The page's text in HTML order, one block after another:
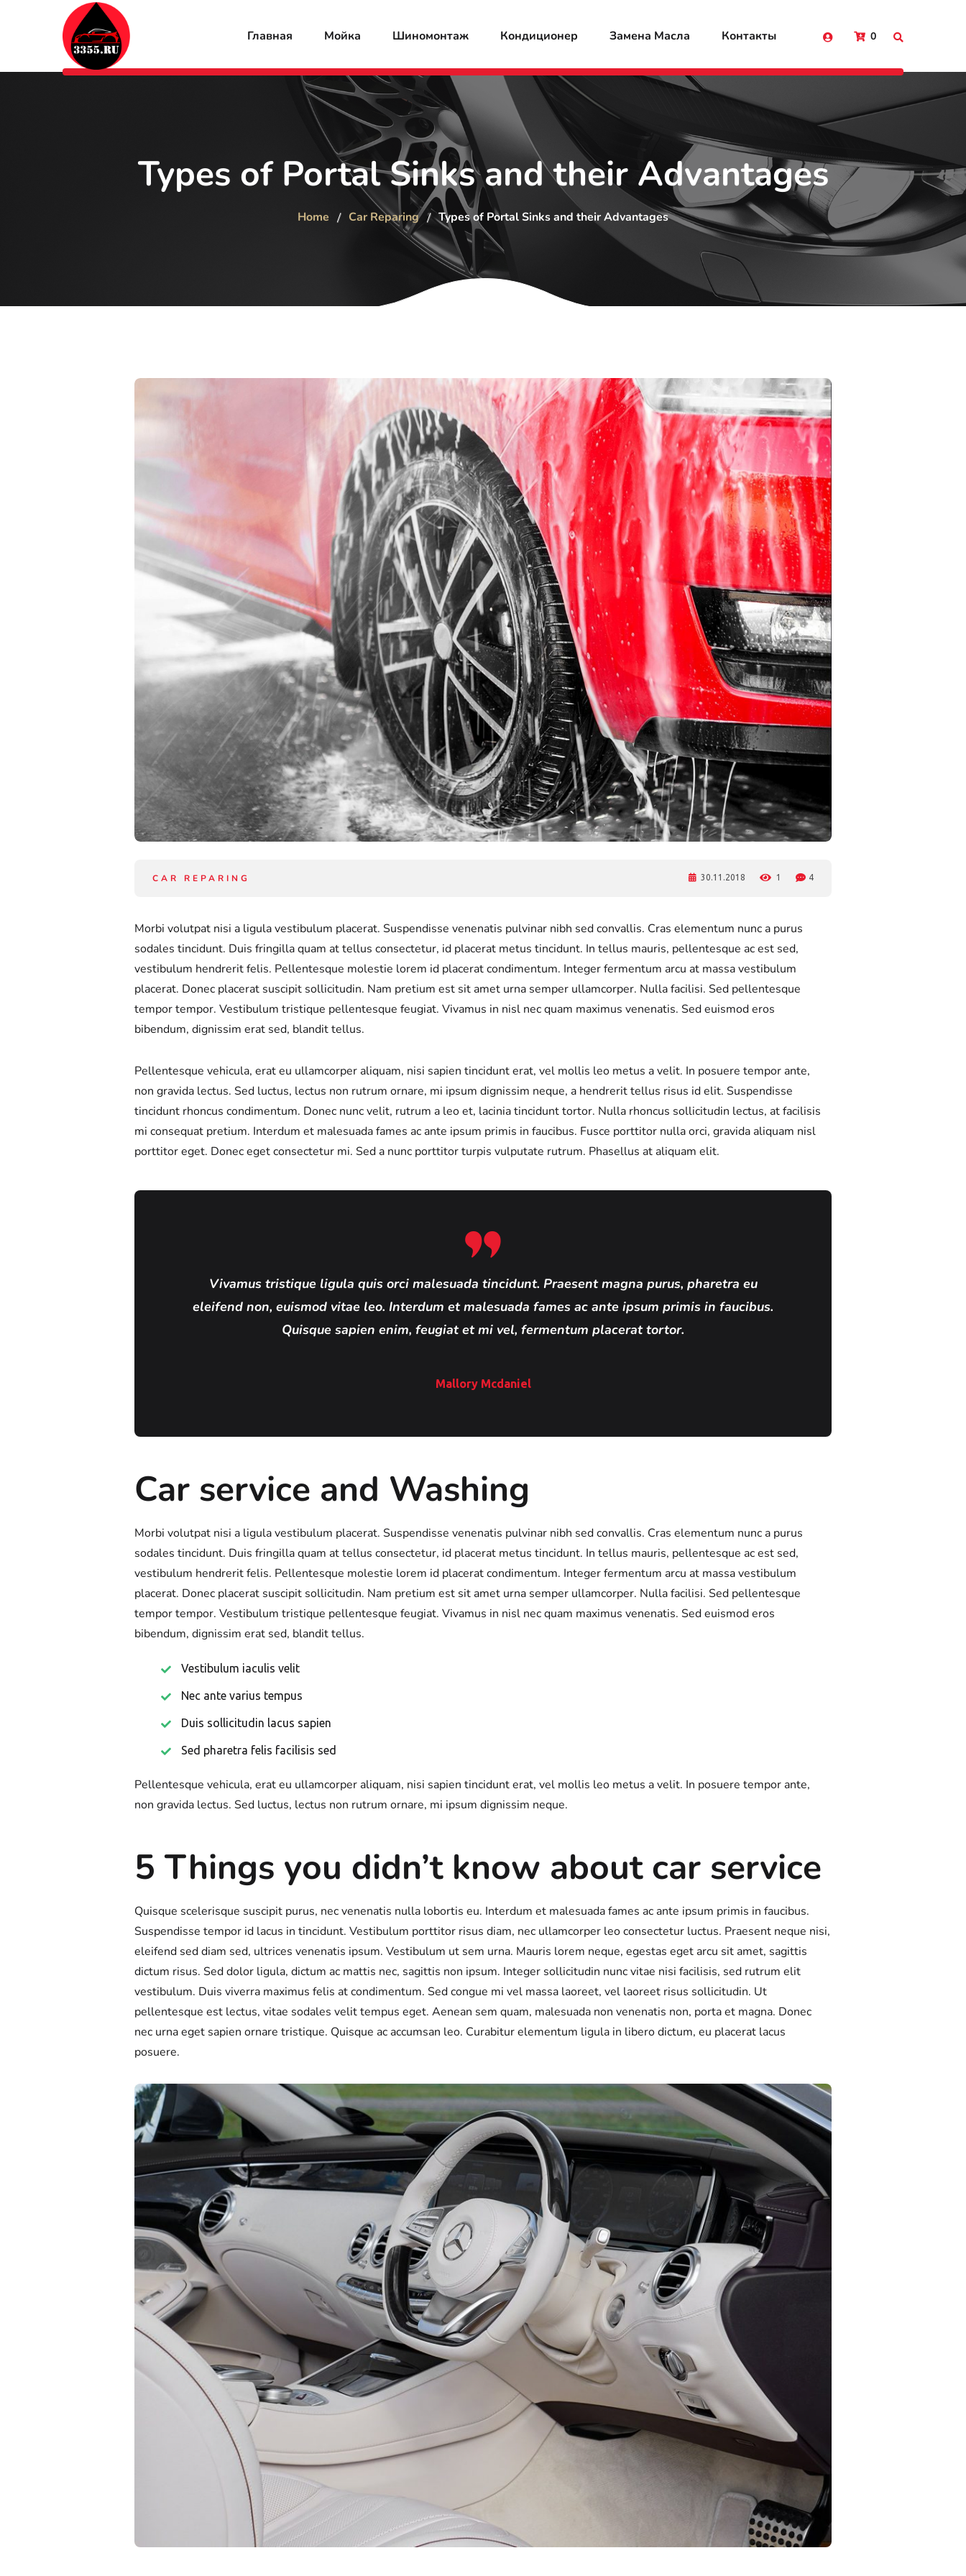
Главная Мойка Шиномонтаж Кондиционер Замена Масла Контакты 0
Types of Portal Sinks and their Advantages
Home Car Reparing Types of Portal Sinks and their Advantages
CAR REPARING 30.11.2018 1 4
Morbi volutpat nisi a ligula vestibulum placerat. Suspendisse venenatis pulvinar nibh sed convallis. Cras elementum nunc a purus
sodales tincidunt. Duis fringilla quam at tellus consectetur, id placerat metus tincidunt. In tellus mauris, pellentesque ac est sed,
vestibulum hendrerit felis. Pellentesque molestie lorem id placerat condimentum. Integer fermentum arcu at massa vestibulum
placerat. Donec placerat suscipit sollicitudin. Nam pretium est sit amet urna semper ullamcorper. Nulla facilisi. Sed pellentesque
tempor tempor. Vestibulum tristique pellentesque feugiat. Vivamus in nisl nec quam maximus venenatis. Sed euismod eros
bibendum, dignissim erat sed, blandit tellus.
Pellentesque vehicula, erat eu ullamcorper aliquam, nisi sapien tincidunt erat, vel mollis leo metus a velit. In posuere tempor ante,
non gravida lectus. Sed luctus, lectus non rutrum ornare, mi ipsum dignissim neque, a hendrerit tellus risus id elit. Suspendisse
tincidunt rhoncus condimentum. Donec nunc velit, rutrum a leo et, lacinia tincidunt tortor. Nulla rhoncus sollicitudin lectus, at facilisis
mi consequat pretium. Interdum et malesuada fames ac ante ipsum primis in faucibus. Fusce porttitor nulla orci, gravida aliquam nisl
porttitor eget. Donec eget consectetur mi. Sed a nunc porttitor turpis vulputate rutrum. Phasellus at aliquam elit.
Vivamus tristique ligula quis orci malesuada tincidunt. Praesent magna purus, pharetra eu
eleifend non, euismod vitae leo. Interdum et malesuada fames ac ante ipsum primis in faucibus.
Quisque sapien enim, feugiat et mi vel, fermentum placerat tortor.
Mallory Mcdaniel
Car service and Washing
Morbi volutpat nisi a ligula vestibulum placerat. Suspendisse venenatis pulvinar nibh sed convallis. Cras elementum nunc a purus
sodales tincidunt. Duis fringilla quam at tellus consectetur, id placerat metus tincidunt. In tellus mauris, pellentesque ac est sed,
vestibulum hendrerit felis. Pellentesque molestie lorem id placerat condimentum. Integer fermentum arcu at massa vestibulum
placerat. Donec placerat suscipit sollicitudin. Nam pretium est sit amet urna semper ullamcorper. Nulla facilisi. Sed pellentesque
tempor tempor. Vestibulum tristique pellentesque feugiat. Vivamus in nisl nec quam maximus venenatis. Sed euismod eros
bibendum, dignissim erat sed, blandit tellus.
Vestibulum iaculis velit
Nec ante varius tempus
Duis sollicitudin lacus sapien
Sed pharetra felis facilisis sed
Pellentesque vehicula, erat eu ullamcorper aliquam, nisi sapien tincidunt erat, vel mollis leo metus a velit. In posuere tempor ante,
non gravida lectus. Sed luctus, lectus non rutrum ornare, mi ipsum dignissim neque.
5 Things you didn’t know about car service
Quisque scelerisque suscipit purus, nec venenatis nulla lobortis eu. Interdum et malesuada fames ac ante ipsum primis in faucibus.
Suspendisse tempor id lacus in tincidunt. Vestibulum porttitor risus diam, nec ullamcorper leo consectetur luctus. Praesent neque nisi,
eleifend sed diam sed, ultrices venenatis ipsum. Vestibulum ut sem urna. Mauris lorem neque, egestas eget arcu sit amet, sagittis
dictum risus. Sed dolor ligula, dictum ac mattis nec, sagittis non ipsum. Integer sollicitudin nunc vitae nisi facilisis, sed rutrum elit
vestibulum. Duis viverra maximus felis at condimentum. Sed congue mi vel massa laoreet, vel laoreet risus sollicitudin. Ut
pellentesque est lectus, vitae sodales velit tempus eget. Aenean sem quam, malesuada non venenatis non, porta et magna. Donec
nec urna eget sapien ornare tristique. Quisque ac accumsan leo. Curabitur elementum ligula in libero dictum, eu placerat lacus
posuere.